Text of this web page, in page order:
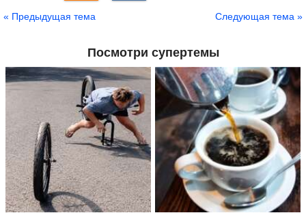
« Предыдущая тема Следующая тема »
Посмотри супертемы